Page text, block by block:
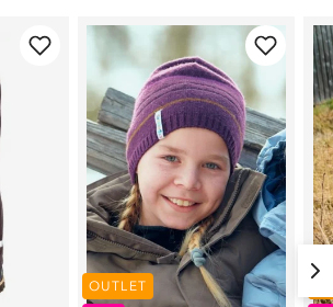
OUTLET